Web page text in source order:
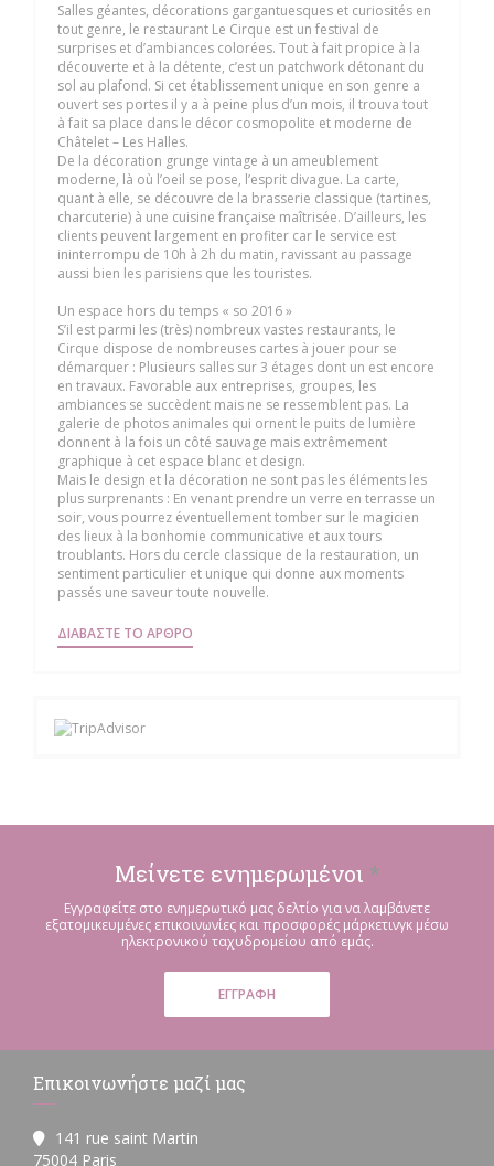
Salles géantes, décorations gargantuesques et curiosités en
tout genre, le restaurant Le Cirque est un festival de
surprises et d’ambiances colorées. Tout à fait propice à la
découverte et à la détente, c’est un patchwork détonant du
sol au plafond. Si cet établissement unique en son genre a
ouvert ses portes il y a à peine plus d’un mois, il trouva tout
à fait sa place dans le décor cosmopolite et moderne de
Châtelet – Les Halles.
De la décoration grunge vintage à un ameublement
moderne, là où l’oeil se pose, l’esprit divague. La carte,
quant à elle, se découvre de la brasserie classique (tartines,
charcuterie) à une cuisine française maîtrisée. D’ailleurs, les
clients peuvent largement en profiter car le service est
ininterrompu de 10h à 2h du matin, ravissant au passage
aussi bien les parisiens que les touristes.
Un espace hors du temps « so 2016 »
S’il est parmi les (très) nombreux vastes restaurants, le
Cirque dispose de nombreuses cartes à jouer pour se
démarquer : Plusieurs salles sur 3 étages dont un est encore
en travaux. Favorable aux entreprises, groupes, les
ambiances se succèdent mais ne se ressemblent pas. La
galerie de photos animales qui ornent le puits de lumière
donnent à la fois un côté sauvage mais extrêmement
graphique à cet espace blanc et design.
Mais le design et la décoration ne sont pas les éléments les
plus surprenants : En venant prendre un verre en terrasse un
soir, vous pourrez éventuellement tomber sur le magicien
des lieux à la bonhomie communicative et aux tours
troublants. Hors du cercle classique de la restauration, un
sentiment particulier et unique qui donne aux moments
passés une saveur toute nouvelle.
ΔΙΑΒΆΣΤΕ ΤΟ ΆΡΘΡΟ
Μείνετε ενημερωμένοι *
Εγγραφείτε στο ενημερωτικό μας δελτίο για να λαμβάνετε
εξατομικευμένες επικοινωνίες και προσφορές μάρκετινγκ μέσω
ηλεκτρονικού ταχυδρομείου από εμάς.
ΕΓΓΡΑΦΉ
Επικοινωνήστε μαζί μας
141 rue saint Martin
75004 Paris